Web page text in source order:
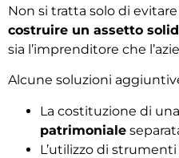
Non si tratta solo di
costruire un assetto
sia l’imprenditore che
Alcune soluzioni
La costituzione di una
patrimoniale
L’utilizzo di